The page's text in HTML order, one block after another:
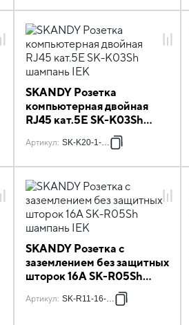
SKANDY Розетка
компьютерная двойная
RJ45 кат.5E SK-K03Sh
Артикул: SK-K20-1-K37
SKANDY Розетка с
заземлением без защитных
шторок 16А SK-R05Sh
Артикул: SK-R11-16-K37